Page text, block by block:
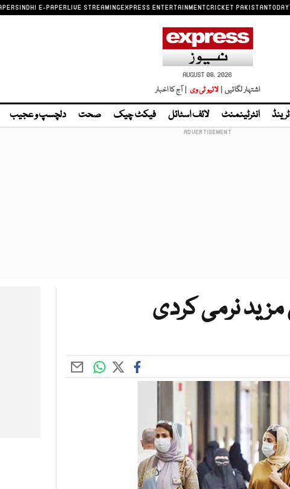
SINDHI E-PAPERLIVE STREAMINGEXPRESS ENTERTAINMENTCRICKET PAKISTAN
AUGUST 08, 2026
اشتہار لگائیں | لائیو ٹی وی | آج کا اخبار
انٹرٹینمنٹ لائف اسٹائل فیکٹ چیک صحت دلچسپ و عجیب
مزید نرمی کردی